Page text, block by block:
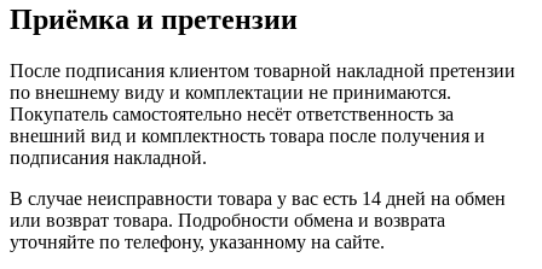
Приёмка и претензии
После подписания клиентом товарной накладной претензии
по внешнему виду и комплектации не принимаются.
Покупатель самостоятельно несёт ответственность за
внешний вид и комплектность товара после получения и
подписания накладной.
В случае неисправности товара у вас есть 14 дней на обмен
или возврат товара. Подробности обмена и возврата
уточняйте по телефону, указанному на сайте.